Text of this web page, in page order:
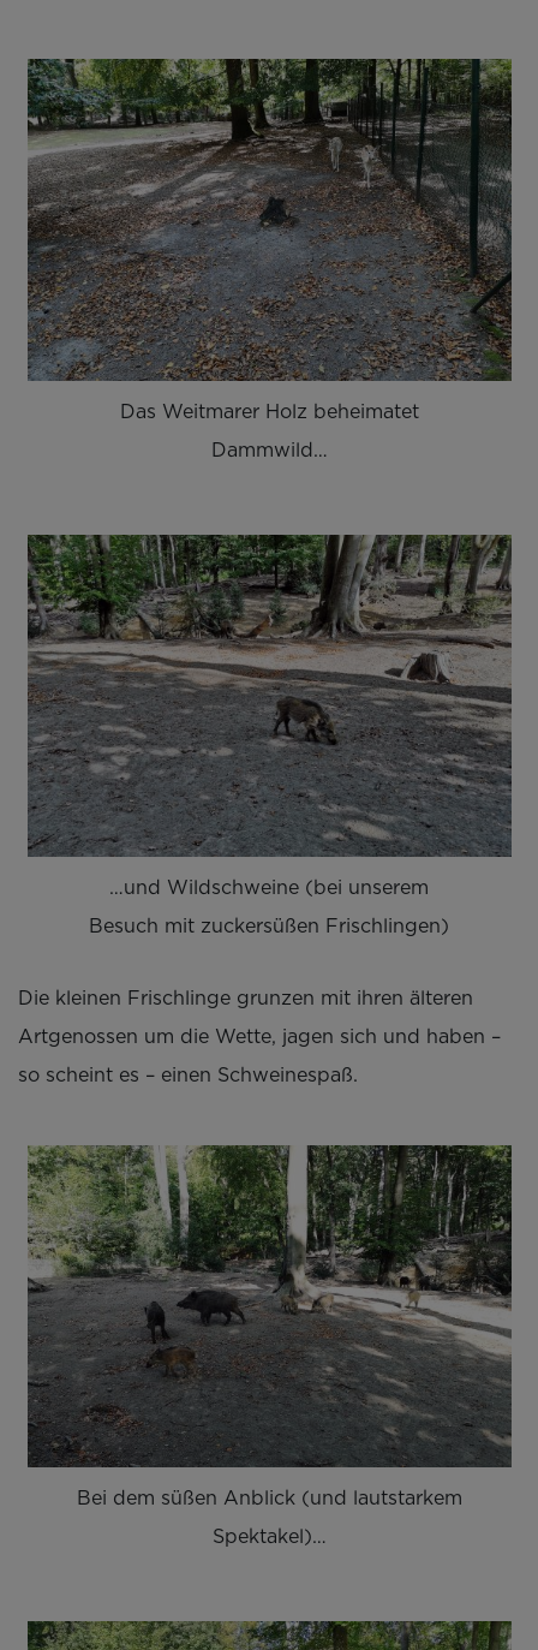
Das Weitmarer Holz beheimatet
Dammwild…
…und Wildschweine (bei unserem
Besuch mit zuckersüßen Frischlingen)
Die kleinen Frischlinge grunzen mit ihren älteren
Artgenossen um die Wette, jagen sich und haben –
so scheint es – einen Schweinespaß.
Bei dem süßen Anblick (und lautstarkem
Spektakel)…